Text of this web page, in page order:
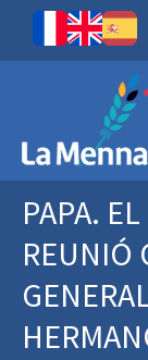
PAPA.
REUNIÓ